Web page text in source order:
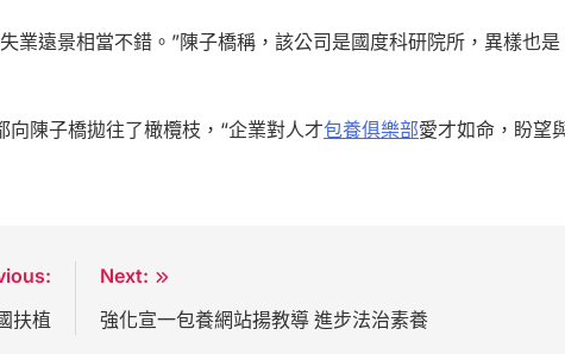
業遠景相當不錯。”陳子橋稱，該公司是國度科研院所，異樣也是
陳子橋拋往了橄欖枝，“企業對人才包養俱樂部愛才如命，盼望
扶植
Next:
強化宣一包養網站揚教導 進步法治素養